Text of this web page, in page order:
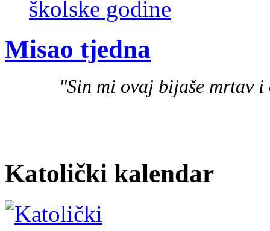
školske godine
Misao tjedna
"Sin mi ovaj bijaše mrtav
Katolički kalendar